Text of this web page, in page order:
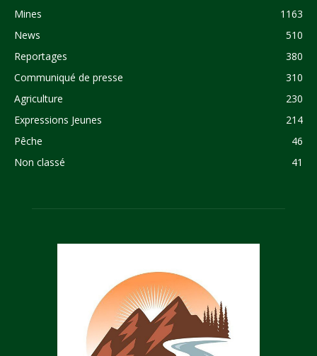
Mines
1163
News
510
Reportages
380
Communiqué de presse
310
Agriculture
230
Expressions Jeunes
214
Pêche
46
Non classé
41